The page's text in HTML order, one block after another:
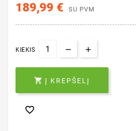
189,99 € SU PVM
KIEKIS
 Į KREPŠELĮ
